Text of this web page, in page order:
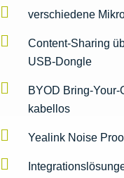
verschiedene
Content-Sharing
USB-Dongle
BYOD Bring-
kabellos
Yealink Noise